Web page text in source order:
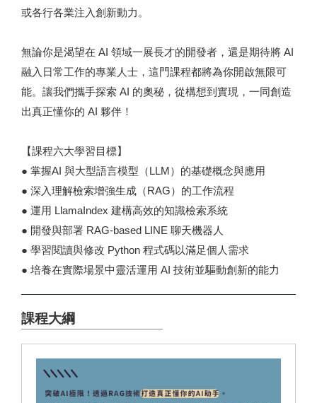
或各行各業注入創新動力。
無論你是渴望在 AI 領域一展長才的開發者，還是期待將 AI
融入日常工作的專業人士，這門課程都將為你開啟無限可
能。讓我們攜手探索 AI 的奧秘，從構想到實現，一同創造
出真正懂你的 AI 夥伴！
【課程六大學習目標】
● 掌握AI 與大型語言模型（LLM）的基礎概念與應用
● 深入理解檢索增強生成（RAG）的工作流程
● 運用 LlamaIndex 建構高效的知識檢索系統
● 開發與部署 RAG-based LINE 聊天機器人
● 學習閱讀與修改 Python 程式碼以滿足個人需求
● 培養在實際場景中靈活運用 AI 技術並驅動創新的能力
課程大綱